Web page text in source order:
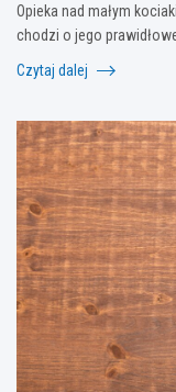
Opieka nad małym
chodzi o jego
Czytaj dalej